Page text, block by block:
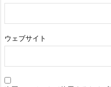
ウェブサイト